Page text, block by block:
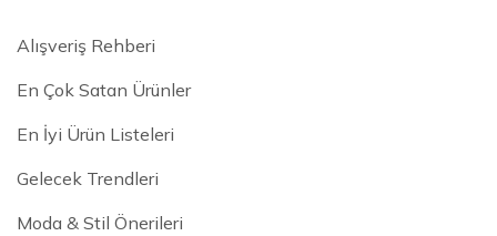
Alışveriş Rehberi
En Çok Satan Ürünler
En İyi Ürün Listeleri
Gelecek Trendleri
Moda & Stil Önerileri